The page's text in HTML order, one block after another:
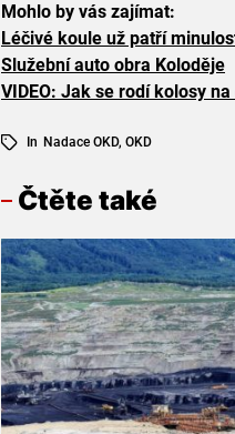
Mohlo by vás zajímat:
Léčivé koule už patří
Služební auto obra Koloděje
VIDEO: Jak se rodí kolosy
In Nadace OKD, OKD
Čtěte také